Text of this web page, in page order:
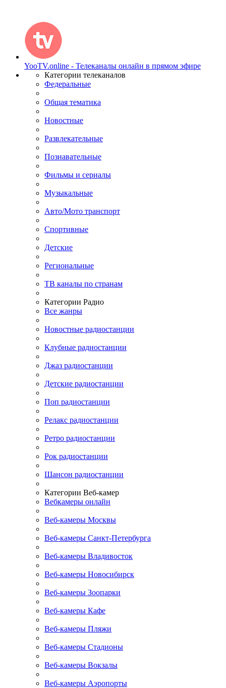
YooTV.online - Телеканалы онлайн в прямом эфире
Категории телеканалов
Федеральные
Общая тематика
Новостные
Развлекательные
Познавательные
Фильмы и сериалы
Музыкальные
Авто/Мото транспорт
Спортивные
Детские
Региональные
ТВ каналы по странам
Категории Радио
Все жанры
Новостные радиостанции
Клубные радиостанции
Джаз радиостанции
Детские радиостанции
Поп радиостанции
Релакс радиостанции
Ретро радиостанции
Рок радиостанции
Шансон радиостанции
Категории Веб-камер
Вебкамеры онлайн
Веб-камеры Москвы
Веб-камеры Санкт-Петербурга
Веб-камеры Владивосток
Веб-камеры Новосибирск
Веб-камеры Зоопарки
Веб-камеры Кафе
Веб-камеры Пляжи
Веб-камеры Стадионы
Веб-камеры Вокзалы
Веб-камеры Аэропорты